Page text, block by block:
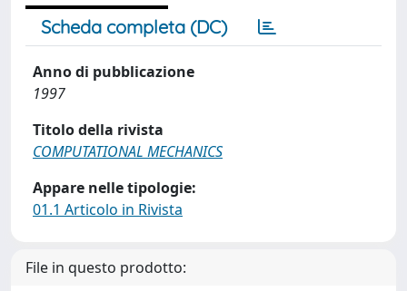
Scheda completa (DC)
Anno di pubblicazione
1997
Titolo della rivista
COMPUTATIONAL MECHANICS
Appare nelle tipologie:
01.1 Articolo in Rivista
File in questo prodotto: